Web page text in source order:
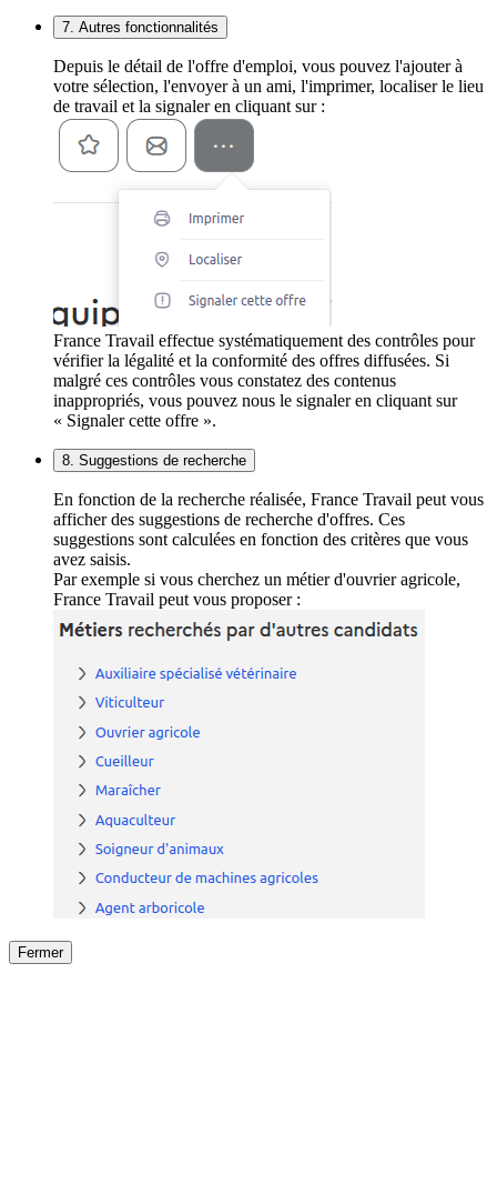
7. Autres fonctionnalités
Depuis le détail de l'offre d'emploi, vous pouvez l'ajouter à
votre sélection, l'envoyer à un ami, l'imprimer, localiser le lieu
de travail et la signaler en cliquant sur :
France Travail effectue systématiquement des contrôles pour
vérifier la légalité et la conformité des offres diffusées. Si
malgré ces contrôles vous constatez des contenus
inappropriés, vous pouvez nous le signaler en cliquant sur
« Signaler cette offre ».
8. Suggestions de recherche
En fonction de la recherche réalisée, France Travail peut vous
afficher des suggestions de recherche d'offres. Ces
suggestions sont calculées en fonction des critères que vous
avez saisis.
Par exemple si vous cherchez un métier d'ouvrier agricole,
France Travail peut vous proposer :
Fermer